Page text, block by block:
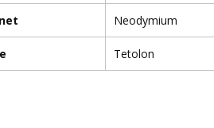
Neodymium
Tetolon